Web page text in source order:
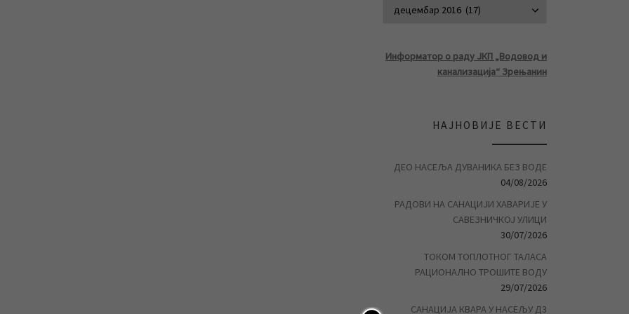
Информатор о раду ЈКП „Водовод и
канализација“ Зрењанин
НАЈНОВИЈЕ ВЕСТИ
ДЕО НАСЕЉА ДУВАНИКА БЕЗ ВОДЕ
04/08/2026
РАДОВИ НА САНАЦИЈИ ХАВАРИЈЕ У
САВЕЗНИЧКОЈ УЛИЦИ
30/07/2026
ТОКОМ ТОПЛОТНОГ ТАЛАСА
РАЦИОНАЛНО ТРОШИТЕ ВОДУ
29/07/2026
САНАЦИЈА КВАРА У НАСЕЉУ Д3